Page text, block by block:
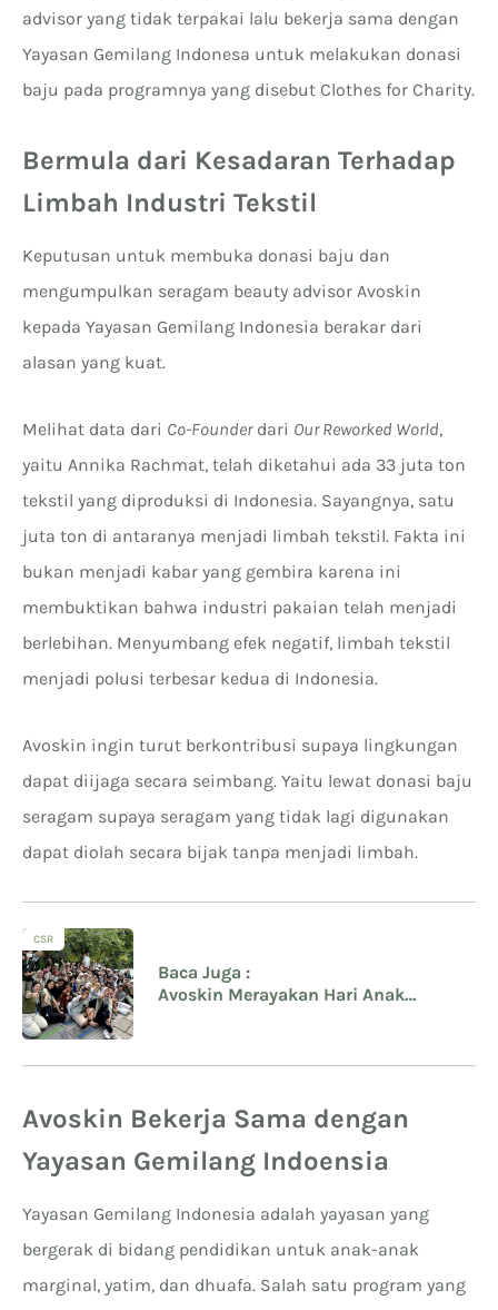
advisor yang tidak terpakai lalu bekerja sama dengan
Yayasan Gemilang Indonesa untuk melakukan donasi
baju pada programnya yang disebut Clothes for Charity.
Bermula dari Kesadaran Terhadap
Limbah Industri Tekstil
Keputusan untuk membuka donasi baju dan
mengumpulkan seragam beauty advisor Avoskin
kepada Yayasan Gemilang Indonesia berakar dari
alasan yang kuat.
Melihat data dari Co-Founderdari Our Reworked World,
yaitu Annika Rachmat, telah diketahui ada 33 juta ton
tekstil yang diproduksi di Indonesia. Sayangnya, satu
juta ton di antaranya menjadi limbah tekstil. Fakta ini
bukan menjadi kabar yang gembira karena ini
membuktikan bahwa industri pakaian telah menjadi
berlebihan. Menyumbang efek negatif, limbah tekstil
menjadi polusi terbesar kedua di Indonesia.
Avoskin ingin turut berkontribusi supaya lingkungan
dapat diijaga secara seimbang. Yaitu lewat donasi baju
seragam supaya seragam yang tidak lagi digunakan
dapat diolah secara bijak tanpa menjadi limbah.
CSR
Baca Juga :
Avoskin Merayakan Hari Anak
Avoskin Bekerja Sama dengan
Yayasan Gemilang Indoensia
Yayasan Gemilang Indonesia adalah yayasan yang
bergerak di bidang pendidikan untuk anak-anak
marginal, yatim, dan dhuafa. Salah satu program yang